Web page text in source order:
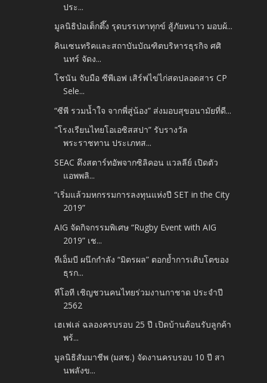
ประ...
มูลนิธิป่อเต็กตึ๊ง รุดบรรเทาทุกข์ สู้ภัยหนาว มอบผ้...
คินเซนทริคและสถาบันบัณฑิตบริหารธุรกิจ ศศิ
นทร์ จัดง...
โชนัน จับมือ ซีพีเอฟ เสิร์ฟไข่ไก่สดปลอดสาร CP
Sele...
“ซีพี รวมน้ำใจ จากพี่สู่น้อง” ส่งมอบสุขอนามัยที่ดี...
"โรงเรียนไทยโอเอซิสสปา” รับรางวัล
พระราชทาน ประเภทส...
SEAC ดึงสตาร์ทอัพจากซิลิคอน แวลลีย์ เปิดตัว
แอพพลิ...
“เริ่มแล้วมหกรรมการลงทุนแห่งปี SET in the City
2019”
AIG จัดกิจกรรมพิเศษ “Rugby Event with AIG
2019” เช...
ทีเอ็มบี ผนึกกำลัง “มิตรผล” ตอกย้ำการเติบโตของ
ธุรก...
ทีโอที เชิญชวนคนไทยร่วมงานกาชาด ประจำปี
2562
เฮเฟเล่ ฉลองครบรอบ 25 ปี เปิดบ้านต้อนรับลูกค้า
พร้...
มูลนิธิสัมมาชีพ (มสช.) จัดงานครบรอบ 10 ปี สา
นพลังข...